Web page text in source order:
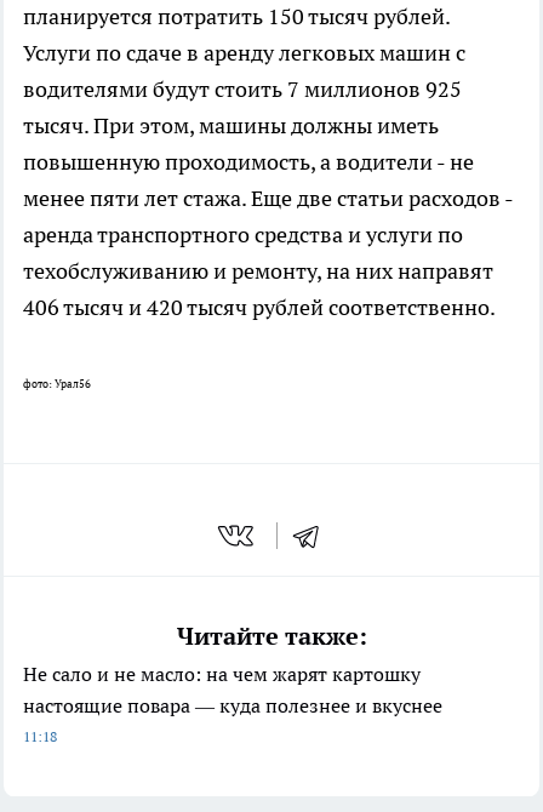
планируется потратить 150 тысяч рублей.
Услуги по сдаче в аренду легковых машин с
водителями будут стоить 7 миллионов 925
тысяч. При этом, машины должны иметь
повышенную проходимость, а водители - не
менее пяти лет стажа. Еще две статьи расходов -
аренда транспортного средства и услуги по
техобслуживанию и ремонту, на них направят
406 тысяч и 420 тысяч рублей соответственно.
фото: Урал56
Читайте также:
Не сало и не масло: на чем жарят картошку
настоящие повара — куда полезнее и вкуснее
11:18